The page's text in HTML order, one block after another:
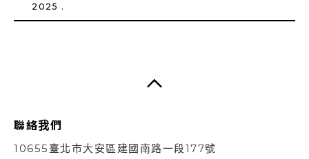
2025 .
聯絡我們
10655臺北市大安區建國南路一段177號